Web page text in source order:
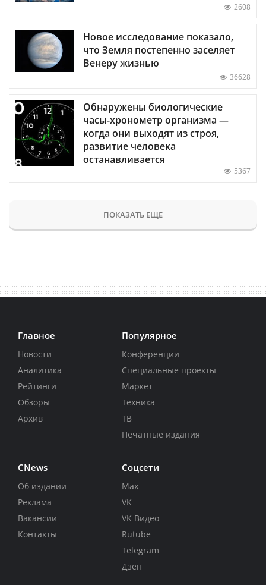
2608
Новое исследование показало,
что Земля постепенно заселяет
Венеру жизнью
36628
Обнаружены биологические
часы-хронометр организма —
когда они выходят из строя,
развитие человека
останавливается
5367
ПОКАЗАТЬ ЕЩЕ
Главное
Новости
Аналитика
Рейтинги
Обзоры
Архив
Популярное
Конференции
Специальные проекты
Маркет
Техника
ТВ
Печатные издания
CNews
Об издании
Реклама
Вакансии
Контакты
Соцсети
Max
VK
VK Видео
Rutube
Telegram
Дзен